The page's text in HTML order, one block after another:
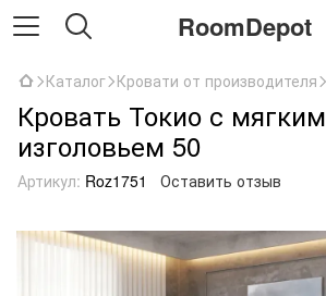
RoomDepot
Каталог Кровати от производителя
Кровать Токио с мягким
изголовьем 50
Артикул: Roz1751 Оставить отзыв